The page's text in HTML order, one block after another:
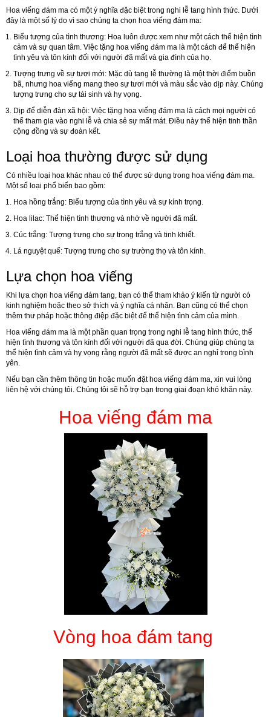
Hoa viếng đám ma có một ý nghĩa đặc biệt trong nghi lễ tang hình thức. Dưới
đây là một số lý do vì sao chúng ta chọn hoa viếng đám ma:
Biểu tượng của tình thương: Hoa luôn được xem như một cách thể hiện tình
cảm và sự quan tâm. Việc tặng hoa viếng đám ma là một cách để thể hiện
tình yêu và tôn kính đối với người đã mất và gia đình của họ.
Tượng trưng về sự tươi mới: Mặc dù tang lễ thường là một thời điểm buồn
bã, nhưng hoa viếng mang theo sự tươi mới và màu sắc vào dịp này. Chúng
tượng trưng cho sự tái sinh và hy vọng.
Dịp để diễn đàn xã hội: Việc tặng hoa viếng đám ma là cách mọi người có
thể tham gia vào nghi lễ và chia sẻ sự mất mát. Điều này thể hiện tinh thần
cộng đồng và sự đoàn kết.
Loại hoa thường được sử dụng
Có nhiều loại hoa khác nhau có thể được sử dụng trong hoa viếng đám ma.
Một số loại phổ biến bao gồm:
Hoa hồng trắng: Biểu tượng của tình yêu và sự kính trọng.
Hoa lilac: Thể hiện tình thương và nhớ về người đã mất.
Cúc trắng: Tượng trưng cho sự trong trắng và tinh khiết.
Lá nguyệt quế: Tượng trưng cho sự trường thọ và tôn kính.
Lựa chọn hoa viếng
Khi lựa chọn hoa viếng đám tang, bạn có thể tham khảo ý kiến từ người có
kinh nghiệm hoặc theo sở thích và ý nghĩa cá nhân. Bạn cũng có thể chọn
thêm thư pháp hoặc thông điệp đặc biệt để thể hiện tình cảm của mình.
Hoa viếng đám ma là một phần quan trọng trong nghi lễ tang hình thức, thể
hiện tình thương và tôn kính đối với người đã qua đời. Chúng giúp chúng ta
thể hiện tình cảm và hy vọng rằng người đã mất sẽ được an nghỉ trong bình
yên.
Nếu bạn cần thêm thông tin hoặc muốn đặt hoa viếng đám ma, xin vui lòng
liên hệ với chúng tôi. Chúng tôi sẽ hỗ trợ bạn trong giai đoạn khó khăn này.
Hoa viếng đám ma
Vòng hoa đám tang